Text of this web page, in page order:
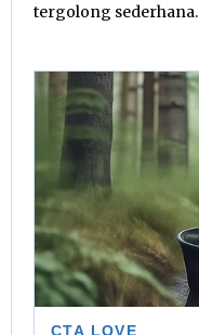
tergolong sederhana.